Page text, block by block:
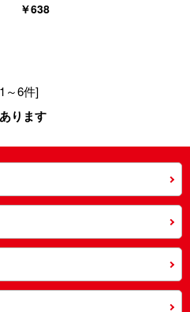
￥638
～6件]
ります